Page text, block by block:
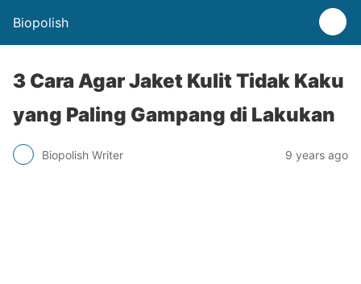
Biopolish
3 Cara Agar Jaket Kulit Tidak Kaku
yang Paling Gampang di Lakukan
Biopolish Writer 9 years ago